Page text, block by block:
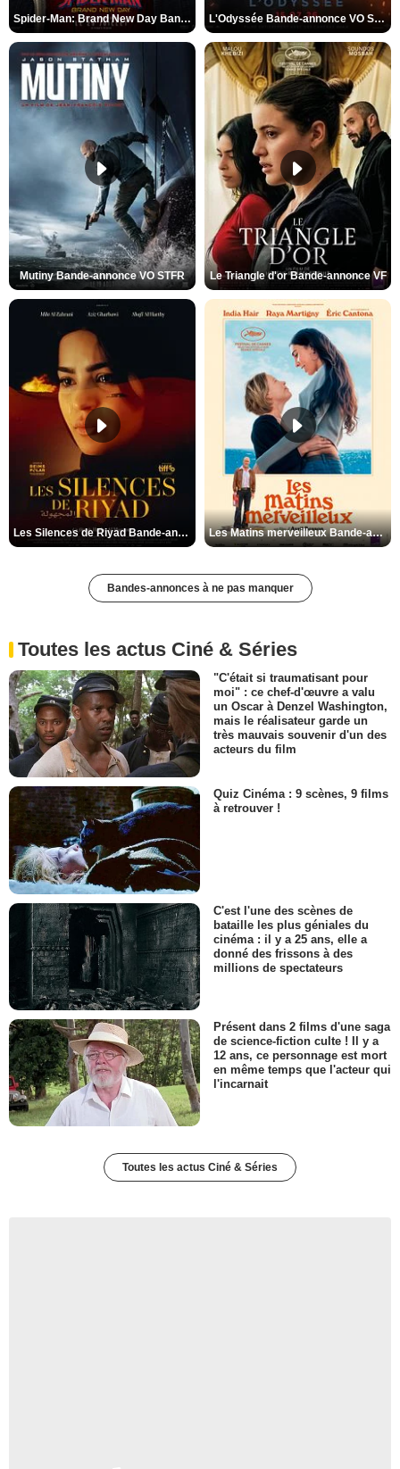
Spider-Man: Brand New Day Bande-annonce VO STFR L'Odyssée Bande-annonce VO STFR
Mutiny Bande-annonce VO STFR Le Triangle d'or Bande-annonce VF
Les Silences de Riyad Bande-annonce VO STFR Les Matins merveilleux Bande-annonce VF
Bandes-annonces à ne pas manquer
Toutes les actus Ciné & Séries
"C'était si traumatisant pour
moi" : ce chef-d'œuvre a valu
un Oscar à Denzel Washington,
mais le réalisateur garde un
très mauvais souvenir d'un des
acteurs du film
Quiz Cinéma : 9 scènes, 9 films
à retrouver !
C'est l'une des scènes de
bataille les plus géniales du
cinéma : il y a 25 ans, elle a
donné des frissons à des
millions de spectateurs
Présent dans 2 films d'une saga
de science-fiction culte ! Il y a
12 ans, ce personnage est mort
en même temps que l'acteur qui
l'incarnait
Toutes les actus Ciné & Séries